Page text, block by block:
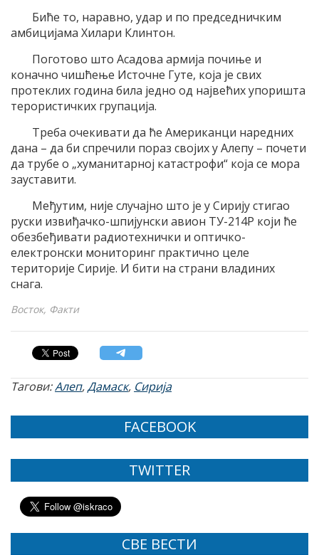
Биће то, наравно, удар и по председничким
амбицијама Хилари Клинтон.
Поготово што Асадова армија почиње и
коначно чишћење Источне Гуте, која је свих
протеклих година била једно од највећих упоришта
терористичких групација.
Треба очекивати да ће Американци наредних
дана – да би спречили пораз својих у Алепу – почети
да трубе о „хуманитарној катастрофи“ која се мора
зауставити.
Међутим, није случајно што је у Сирију стигао
руски извиђачко-шпијунски авион ТУ-214Р који ће
обезбеђивати радиотехнички и оптичко-
електронски мониторинг практично целе
територије Сирије. И бити на страни владиних
снага.
Восток, Факти
Тагови:Алеп,Дамаск, Сирија
FACEBOOK
TWITTER
СВЕ ВЕСТИ